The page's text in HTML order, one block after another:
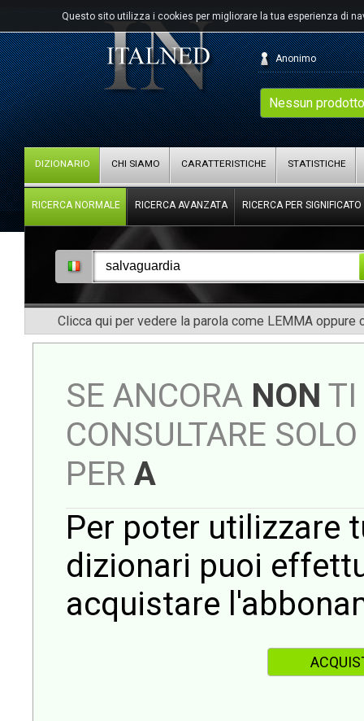
Questo sito utilizza i cookies per migliorare la tua esperienza di
Nessun
Anonimo
DIZIONARIO CHI SIAMO CARATTERISTICHE STATISTICHE
RICERCA NORMALE RICERCA AVANZATA RICERCA PER SIGNIFICATO
Clicca qui per vedere la parola come LEMMA oppure
SE ANCORA NON TI
CONSULTARE
PER A
Per poter utilizzare
dizionari puoi
acquistare